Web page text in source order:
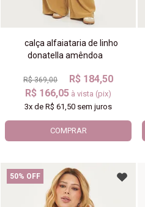
calça alfaiataria de linho
donatella amêndoa
R$ 369,00
R$ 184,50
R$ 166,05 à vista (pix)
3x deR$ 61,50 sem juros
COMPRAR
50% OFF